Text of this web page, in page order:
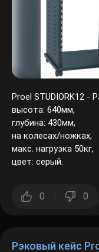
Proel STUDIORK12 -
высота: 640мм,
глубина: 430мм,
на колесах/ножках,
макс. нагрузка 50кг,
цвет: серый.
0 0
Рэковый кейс